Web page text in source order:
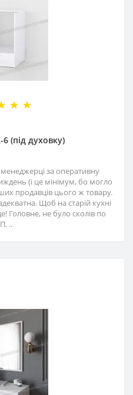
(під духовку)
за оперативну
(і це мінімум, бо могло
продавців цього ж товару.
Щоб на старій кухні
Головне, не було сколів по
..